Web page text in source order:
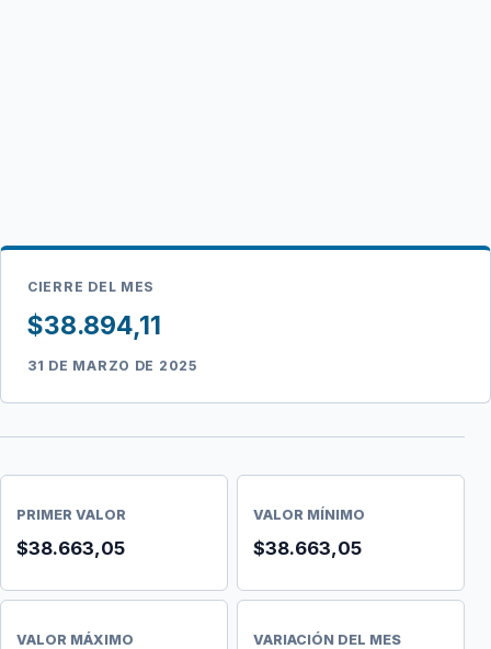
CIERRE DEL MES
$38.894,11
31 DE MARZO DE 2025
PRIMER VALOR
$38.663,05
VALOR MÍNIMO
$38.663,05
VALOR MÁXIMO VARIACIÓN DEL MES